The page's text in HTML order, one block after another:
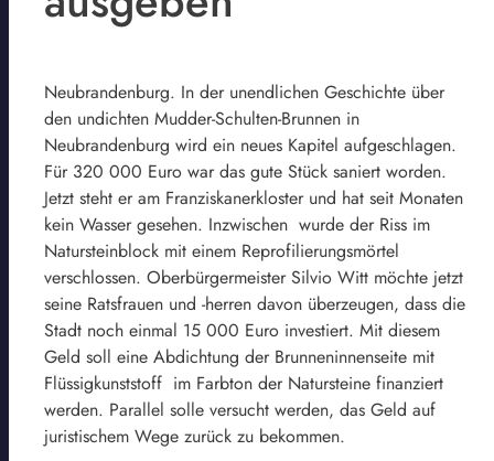
Neubrandenburg. In der unendlichen Geschichte über
den undichten Mudder-Schulten-Brunnen in
Neubrandenburg wird ein neues Kapitel aufgeschlagen.
Für 320 000 Euro war das gute Stück saniert worden.
Jetzt steht er am Franziskanerkloster und hat seit Monaten
kein Wasser gesehen. Inzwischen wurde der Riss im
Natursteinblock mit einem Reprofilierungsmörtel
verschlossen. Oberbürgermeister Silvio Witt möchte jetzt
seine Ratsfrauen und -herren davon überzeugen, dass die
Stadt noch einmal 15 000 Euro investiert. Mit diesem
Geld soll eine Abdichtung der Brunneninnenseite mit
Flüssigkunststoff im Farbton der Natursteine finanziert
werden. Parallel solle versucht werden, das Geld auf
juristischem Wege zurück zu bekommen.